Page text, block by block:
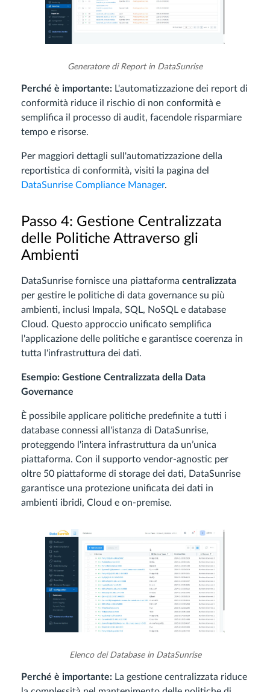
Generatore di Report in DataSunrise
Perché è importante: L'automatizzazione dei report di
conformità riduce il rischio di non conformità e
semplifica il processo di audit, facendole risparmiare
tempo e risorse.
Per maggiori dettagli sull'automatizzazione della
reportistica di conformità, visiti la pagina del
DataSunrise Compliance Manager.
Passo 4: Gestione Centralizzata
delle Politiche Attraverso gli
Ambienti
DataSunrise fornisce una piattaforma centralizzata
per gestire le politiche di data governance su più
ambienti, inclusi Impala, SQL, NoSQL e database
Cloud. Questo approccio unificato semplifica
l'applicazione delle politiche e garantisce coerenza in
tutta l'infrastruttura dei dati.
Esempio: Gestione Centralizzata della Data
Governance
È possibile applicare politiche predefinite a tutti i
database connessi all'istanza di DataSunrise,
proteggendo l'intera infrastruttura da un’unica
piattaforma. Con il supporto vendor-agnostic per
oltre 50 piattaforme di storage dei dati, DataSunrise
garantisce una protezione unificata dei dati in
ambienti ibridi, Cloud e on-premise.
Elenco dei Database in DataSunrise
Perché è importante: La gestione centralizzata riduce